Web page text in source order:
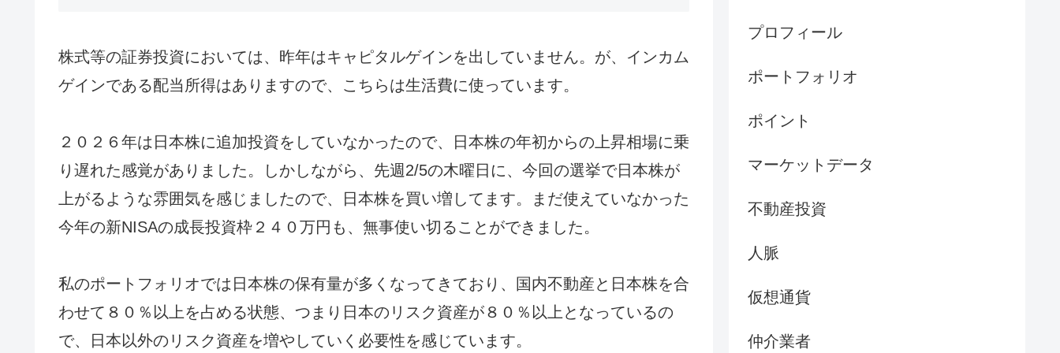
株式等の証券投資においては、昨年はキャピタルゲインを出していません。が、インカム
ゲインである配当所得はありますので、こちらは生活費に使っています。
２０２６年は日本株に追加投資をしていなかったので、日本株の年初からの上昇相場に乗
り遅れた感覚がありました。しかしながら、先週2/5の木曜日に、今回の選挙で日本株が
上がるような雰囲気を感じましたので、日本株を買い増してます。まだ使えていなかった
今年の新NISAの成長投資枠２４０万円も、無事使い切ることができました。
私のポートフォリオでは日本株の保有量が多くなってきており、国内不動産と日本株を合
わせて８０％以上を占める状態、つまり日本のリスク資産が８０％以上となっているの
で、日本以外のリスク資産を増やしていく必要性を感じています。
プロフィール
ポートフォリオ
ポイント
マーケットデータ
不動産投資
人脈
仮想通貨
仲介業者